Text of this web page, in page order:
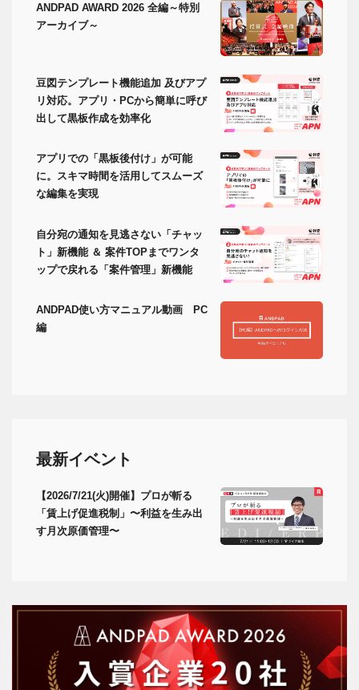
ANDPAD AWARD 2026 全編～特別
アーカイブ～
豆図テンプレート機能追加 及びアプ
リ対応。アプリ・PCから簡単に呼び
出して黒板作成を効率化
アプリでの「黒板後付け」が可能
に。スキマ時間を活用してスムーズ
な編集を実現
自分宛の通知を見逃さない「チャッ
ト」新機能 ＆ 案件TOPまでワンタ
ップで戻れる「案件管理」新機能
ANDPAD使い方マニュアル動画 PC
編
最新イベント
【2026/7/21(火)開催】プロが斬る
「賃上げ促進税制」〜利益を生み出
す月次原価管理〜